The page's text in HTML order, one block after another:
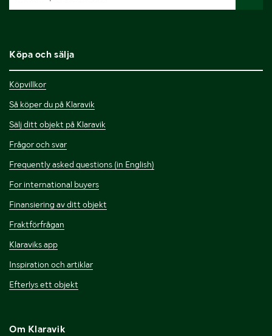
Köpa och sälja
Köpvillkor
Så köper du på Klaravik
Sälj ditt objekt på Klaravik
Frågor och svar
Frequently asked questions (in English)
For international buyers
Finansiering av ditt objekt
Fraktförfrågan
Klaraviks app
Inspiration och artiklar
Efterlys ett objekt
Om Klaravik